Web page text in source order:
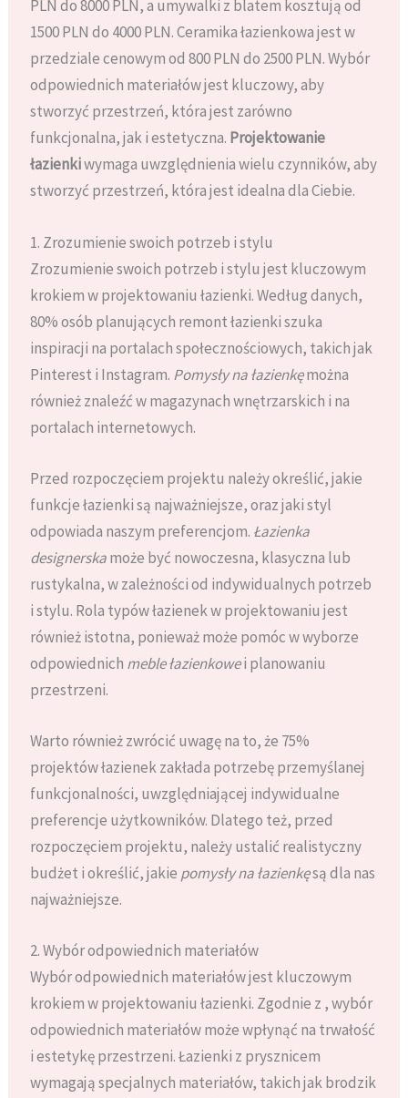
PLN do 8000 PLN, a umywalki z blatem kosztują od
1500 PLN do 4000 PLN. Ceramika łazienkowa jest w
przedziale cenowym od 800 PLN do 2500 PLN. Wybór
odpowiednich materiałów jest kluczowy, aby
stworzyć przestrzeń, która jest zarówno
funkcjonalna, jak i estetyczna. Projektowanie
łazienkiwymaga uwzględnienia wielu czynników, aby
stworzyć przestrzeń, która jest idealna dla Ciebie.
1. Zrozumienie swoich potrzeb i stylu
Zrozumienie swoich potrzeb i stylu jest kluczowym
krokiem w projektowaniu łazienki. Według danych,
80% osób planujących remont łazienki szuka
inspiracji na portalach społecznościowych, takich jak
Pinterest i Instagram. Pomysły na łazienkęmożna
również znaleźć w magazynach wnętrzarskich i na
portalach internetowych.
Przed rozpoczęciem projektu należy określić, jakie
funkcje łazienki są najważniejsze, oraz jaki styl
odpowiada naszym preferencjom. Łazienka
designerskamoże być nowoczesna, klasyczna lub
rustykalna, w zależności od indywidualnych potrzeb
i stylu. Rola typów łazienek w projektowaniu jest
również istotna, ponieważ może pomóc w wyborze
odpowiednich meble łazienkowei planowaniu
przestrzeni.
Warto również zwrócić uwagę na to, że 75%
projektów łazienek zakłada potrzebę przemyślanej
funkcjonalności, uwzględniającej indywidualne
preferencje użytkowników. Dlatego też, przed
rozpoczęciem projektu, należy ustalić realistyczny
budżet i określić, jakie pomysły na łazienkęsą dla nas
najważniejsze.
2. Wybór odpowiednich materiałów
Wybór odpowiednich materiałów jest kluczowym
krokiem w projektowaniu łazienki. Zgodnie z , wybór
odpowiednich materiałów może wpłynąć na trwałość
i estetykę przestrzeni. Łazienki z prysznicem
wymagają specjalnych materiałów, takich jak brodzik